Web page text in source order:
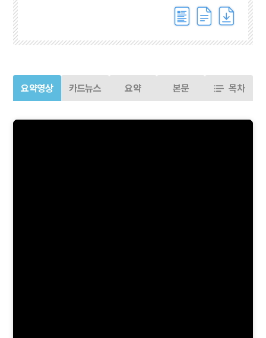
요약영상 카드뉴스 요약 본문 목차